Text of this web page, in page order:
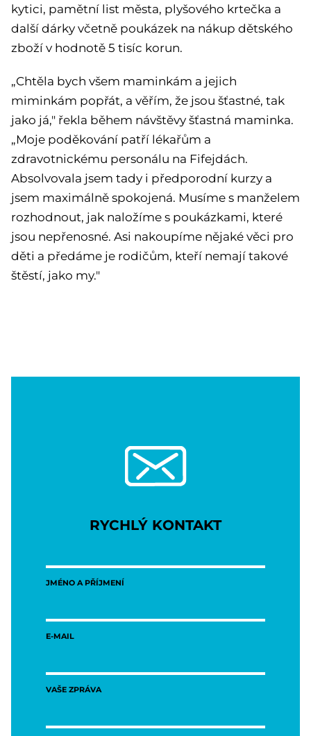
kytici, pamětní list města, plyšového krtečka a
další dárky včetně poukázek na nákup dětského
zboží v hodnotě 5 tisíc korun.
„Chtěla bych všem maminkám a jejich
miminkám popřát, a věřím, že jsou šťastné, tak
jako já," řekla během návštěvy šťastná maminka.
„Moje poděkování patří lékařům a
zdravotnickému personálu na Fifejdách.
Absolvovala jsem tady i předporodní kurzy a
jsem maximálně spokojená. Musíme s manželem
rozhodnout, jak naložíme s poukázkami, které
jsou nepřenosné. Asi nakoupíme nějaké věci pro
děti a předáme je rodičům, kteří nemají takové
štěstí, jako my."
RYCHLÝ KONTAKT
JMÉNO A PŘÍJMENÍ
E-MAIL
VAŠE ZPRÁVA